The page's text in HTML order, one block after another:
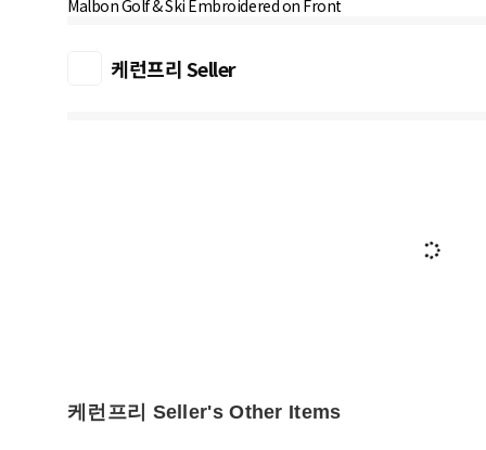
Malbon Golf & Ski Embroidered on Front
케런프리 Seller
케런프리 Seller's Other Items